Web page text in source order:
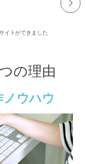
イトができました
の理由
ウハウ